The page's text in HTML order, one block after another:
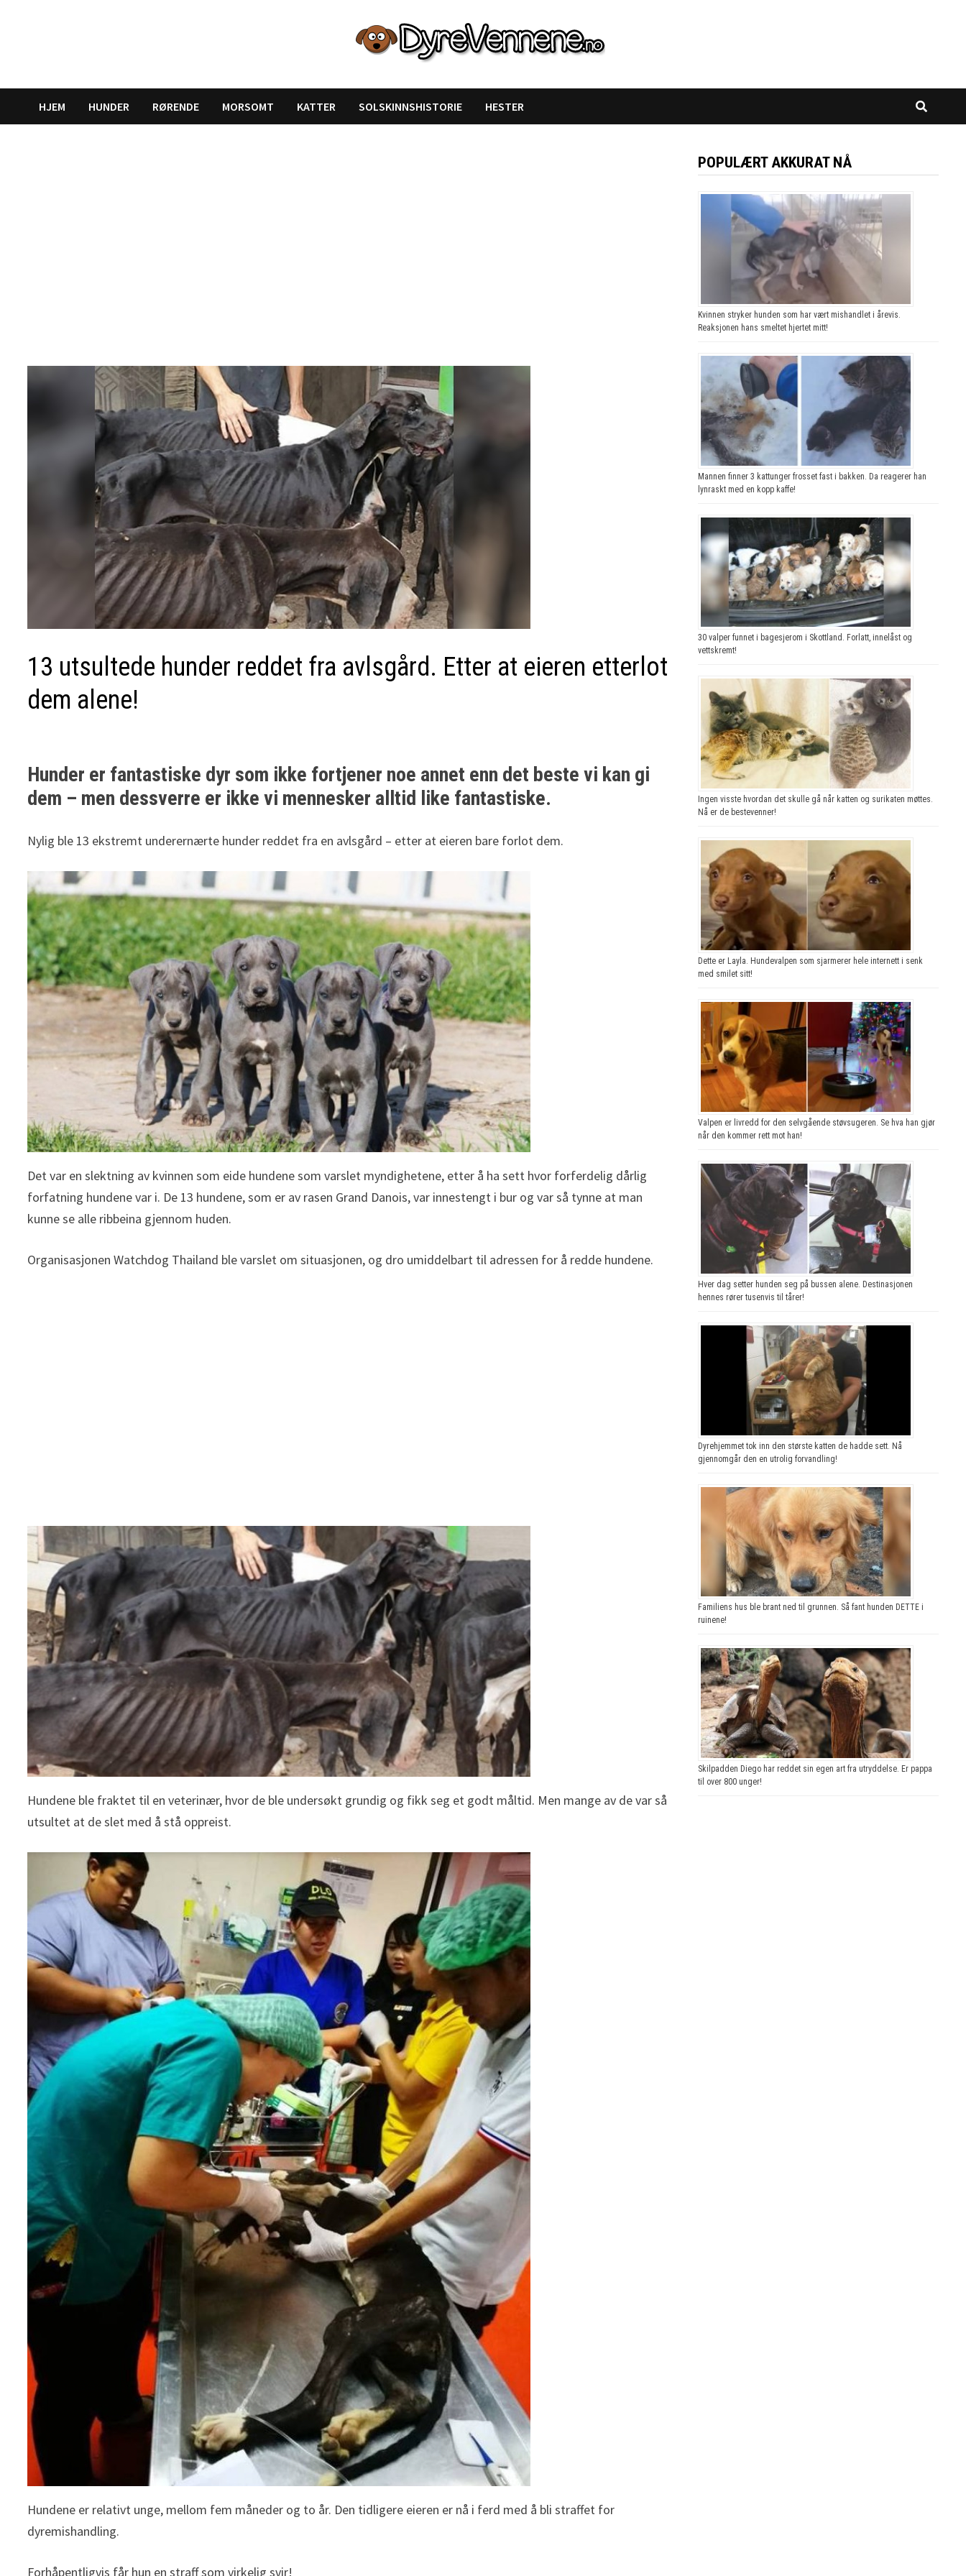
HJEM HUNDER RØRENDE MORSOMT KATTER SOLSKINNSHISTORIE HESTER
13 utsultede hunder reddet fra avlsgård. Etter at eieren etterlot
dem alene!
Hunder er fantastiske dyr som ikke fortjener noe annet enn det beste vi kan gi
dem – men dessverre er ikke vi mennesker alltid like fantastiske.
Nylig ble 13 ekstremt underernærte hunder reddet fra en avlsgård – etter at eieren bare forlot dem.
Det var en slektning av kvinnen som eide hundene som varslet myndighetene, etter å ha sett hvor forferdelig dårlig
forfatning hundene var i. De 13 hundene, som er av rasen Grand Danois, var innestengt i bur og var så tynne at man
kunne se alle ribbeina gjennom huden.
Organisasjonen Watchdog Thailand ble varslet om situasjonen, og dro umiddelbart til adressen for å redde hundene.
Hundene ble fraktet til en veterinær, hvor de ble undersøkt grundig og fikk seg et godt måltid. Men mange av de var så
utsultet at de slet med å stå oppreist.
Hundene er relativt unge, mellom fem måneder og to år. Den tidligere eieren er nå i ferd med å bli straffet for
dyremishandling.
Forhåpentligvis får hun en straff som virkelig svir!
POPULÆRT AKKURAT NÅ
Kvinnen stryker hunden som har vært mishandlet i årevis.
Reaksjonen hans smeltet hjertet mitt!
Mannen finner 3 kattunger frosset fast i bakken. Da reagerer han
lynraskt med en kopp kaffe!
30 valper funnet i bagesjerom i Skottland. Forlatt, innelåst og
vettskremt!
Ingen visste hvordan det skulle gå når katten og surikaten møttes.
Nå er de bestevenner!
Dette er Layla. Hundevalpen som sjarmerer hele internett i senk
med smilet sitt!
Valpen er livredd for den selvgående støvsugeren. Se hva han gjør
når den kommer rett mot han!
Hver dag setter hunden seg på bussen alene. Destinasjonen
hennes rører tusenvis til tårer!
Dyrehjemmet tok inn den største katten de hadde sett. Nå
gjennomgår den en utrolig forvandling!
Familiens hus ble brant ned til grunnen. Så fant hunden DETTE i
ruinene!
Skilpadden Diego har reddet sin egen art fra utryddelse. Er pappa
til over 800 unger!
Likte du denne artikkelen?
DEL den gjerne!